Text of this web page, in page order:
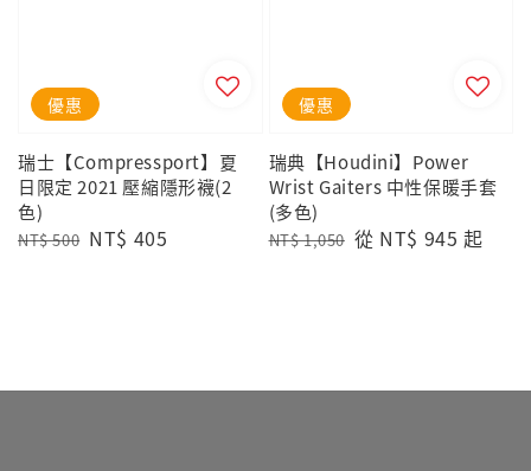
優惠
瑞士【Compressport】夏
日限定 2021 壓縮隱形襪(2
色)
Regular
NT$ 500 Sale
NT$ 405
優惠
瑞典【Houdini】Power
Wrist Gaiters 中性保暖手套
(多色)
Regular
NT$ 1,050 Sale
從 NT$ 945 起